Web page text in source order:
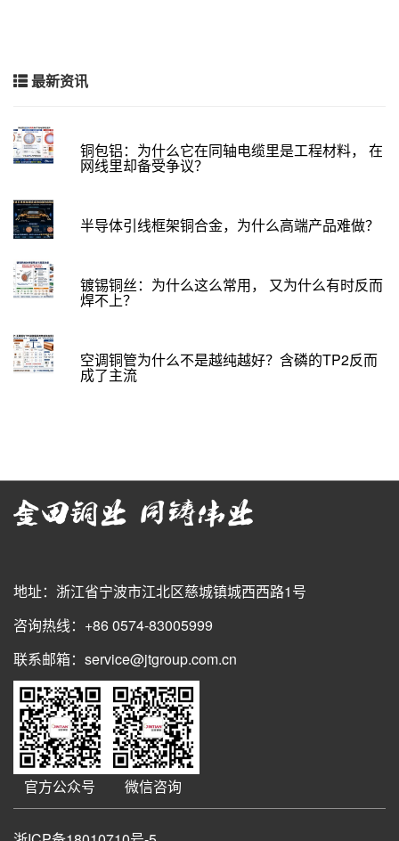
最新资讯
铜包铝：为什么它在同轴电缆里是工程材料， 在
网线里却备受争议？
半导体引线框架铜合金，为什么高端产品难做？
镀锡铜丝：为什么这么常用， 又为什么有时反而
焊不上？
空调铜管为什么不是越纯越好？含磷的TP2反而
成了主流
地址：浙江省宁波市江北区慈城镇城西西路1号
咨询热线：+86 0574-83005999
联系邮箱：service@jtgroup.com.cn
官方公众号 微信咨询